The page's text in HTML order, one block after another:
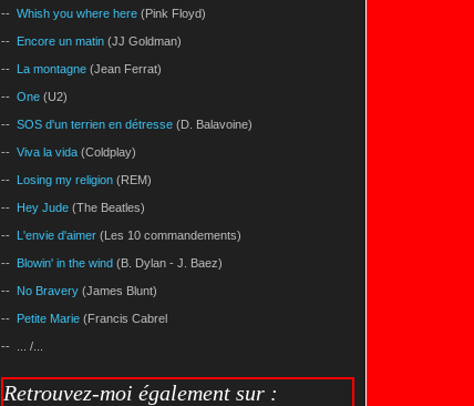
-- Whish you where here(Pink Floyd)
-- Encore un matin (JJ Goldman)
-- La montagne(Jean Ferrat)
-- One(U2)
-- SOS d'un terrien en détresse(D. Balavoine)
-- Viva la vida(Coldplay)
-- Losing my religion(REM)
-- Hey Jude(The Beatles)
-- L'envie d'aimer(Les 10 commandements)
-- Blowin' in the wind (B. Dylan - J. Baez)
-- No Bravery (James Blunt)
-- Petite Marie (Francis Cabrel
-- ... /...
Retrouvez-moi également sur :